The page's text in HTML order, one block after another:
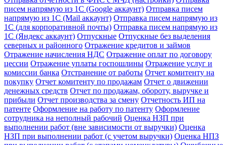
писем напрямую из 1С (Google аккаунт) Отправка писем
напрямую из 1С (Mail аккаунт) Отправка писем напрямую из
1С (для корпоративной почты) Отправка писем напрямую из
1С (Яндекс аккаунт) Отпускные Отпускные без выделения
северных и районного Отражение кредитов и займов
Отражение начисления НДС Отражение оплат по договору
цессии Отражение уплаты госпошлины Отражение услуг и
комиссии банка Отстранение от работы Отчет комитенту на
покупку Отчет комитенту по продажам Отчет о движении
денежных средств Отчет по продажам, обороту, выручке и
прибыли Отчет производства за смену Отчетность ИП на
патенте Оформление на работу по патенту Оформление
сотрудника на неполный рабочий Оценка НЗП при
выполнении работ (вне зависимости от выручки) Оценка
НЗП при выполнении работ (с учетом выручки) Оценка НПЗ